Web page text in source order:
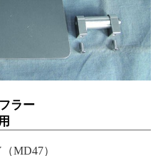
ラー
MD47）